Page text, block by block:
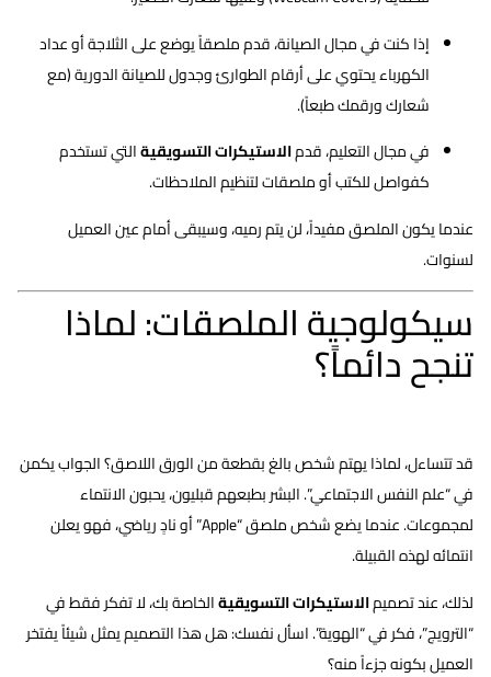
إذا كنت في مجال الصيانة، قدم ملصقاً يوضع على الثلاجة أو عداد
الكهرباء يحتوي على أرقام الطوارئ وجدول للصيانة الدورية (مع
شعارك ورقمك طبعاً).
في مجال التعليم، قدماﻻﺳﺘﻴﻜﺮات التسويقيةالتي تستخدم
كفواصل للكتب أو ملصقات لتنظيم الملاحظات.
عندما يكون الملصق مفيداً، لن يتم رميه، وسيبقى أمام عين العميل
لسنوات.
سيكولوجية الملصقات: لماذا
تنجح دائماً؟
قد تتساءل، لماذا يهتم شخص بالغ بقطعة من الورق اللاصق؟ الجواب يكمن
في “علم النفس الاجتماعي”. البشر بطبعهم قبليون، يحبون الانتماء
لمجموعات. عندما يضع شخص ملصق “Apple” أو نادٍ رياضي، فهو يعلن
انتمائه لهذه القبيلة.
لذلك، عند تصميماﻻﺳﺘﻴﻜﺮات التسويقيةالخاصة بك، لا تفكر فقط في
“الترويج”، فكر في “الهوية”. اسأل نفسك: هل هذا التصميم يمثل شيئاً يفتخر
العميل بكونه جزءاً منه؟